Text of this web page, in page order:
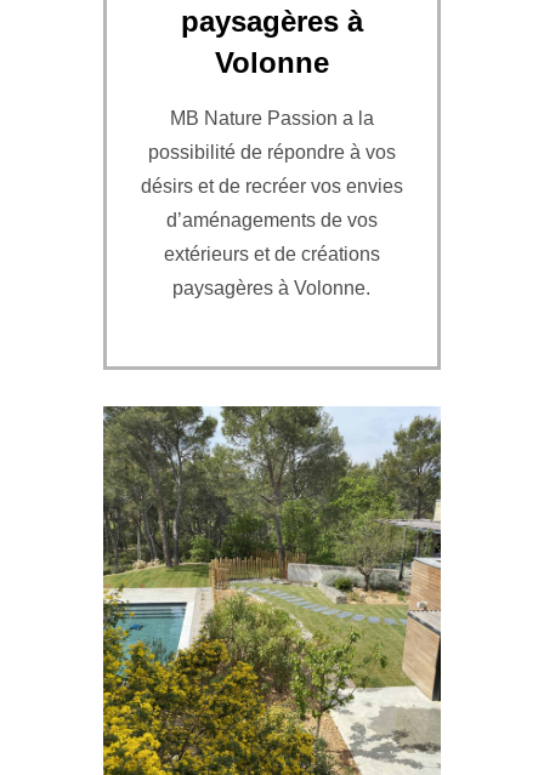
paysagères à
Volonne
MB Nature Passion a la
possibilité de répondre à vos
désirs et de recréer vos envies
d’aménagements de vos
extérieurs et de créations
paysagères à Volonne.